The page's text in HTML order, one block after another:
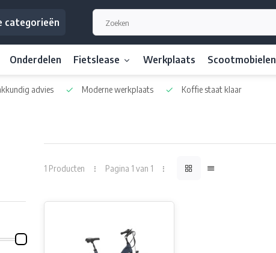
categorieën
Onderdelen Fietslease Werkplaats Scootmobielen
advies Moderne werkplaats Koffie staat klaar
1 Producten Pagina 1 van 1